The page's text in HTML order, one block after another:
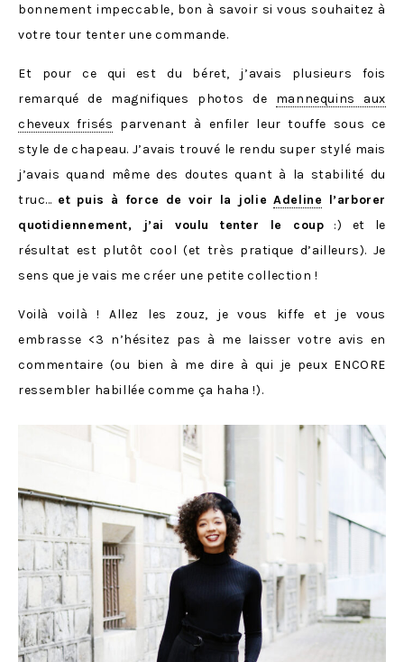
bonnement impeccable, bon à savoir si vous souhaitez à
votre tour tenter une commande.
Et pour ce qui est du béret, j’avais plusieurs fois
remarqué de magnifiques photos de mannequins aux
cheveux frisés parvenant à enfiler leur touffe sous ce
style de chapeau. J’avais trouvé le rendu super stylé mais
j’avais quand même des doutes quant à la stabilité du
truc… et puis à force de voir la jolieAdeline l’arborer
quotidiennement, j’ai voulu tenter le coup :) et le
résultat est plutôt cool (et très pratique d’ailleurs). Je
sens que je vais me créer une petite collection !
Voilà voilà ! Allez les zouz, je vous kiffe et je vous
embrasse <3 n’hésitez pas à me laisser votre avis en
commentaire (ou bien à me dire à qui je peux ENCORE
ressembler habillée comme ça haha !).